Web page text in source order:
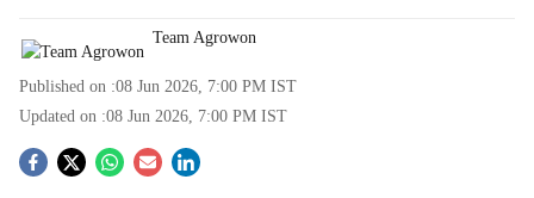
Team Agrowon
Published on :08 Jun 2026, 7:00 PM IST
Updated on :08 Jun 2026, 7:00 PM IST
S